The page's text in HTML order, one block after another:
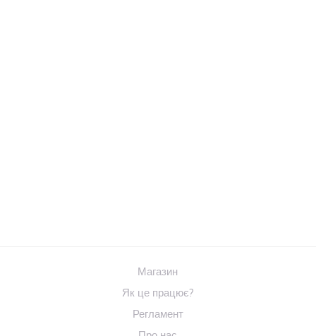
Магазин
Як це працює?
Регламент